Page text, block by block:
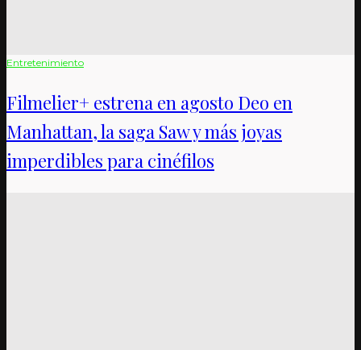
Entretenimiento
Filmelier+ estrena en agosto Deo en
Manhattan, la saga Saw y más joyas
imperdibles para cinéfilos